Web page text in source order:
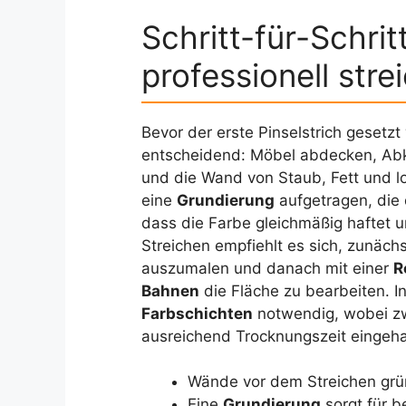
Schritt-für-
professionell
Bevor der erste Pinselstrich
entscheidend: Möbel abdecken,
und die Wand von Staub, Fett und
eine Grundierung aufgetragen,
dass die Farbe gleichmäßig haftet
Streichen empfiehlt es sich,
auszumalen und danach mit einer
Bahnen die Fläche zu bearbeiten.
Farbschichten notwendig, wobei
ausreichend Trocknungszeit
Wände vor dem Streichen